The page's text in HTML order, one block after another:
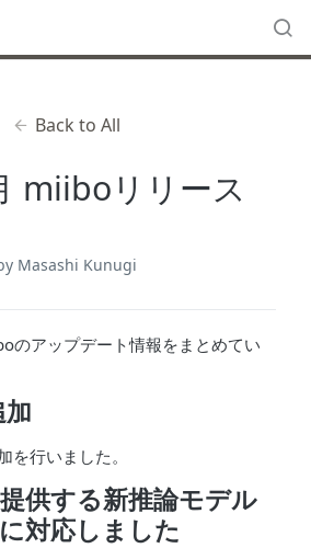
Back to All
miiboリリース
Masashi Kunugi
のアップデート情報をまとめてい
を行いました。
供する新推論モデル
対応しました